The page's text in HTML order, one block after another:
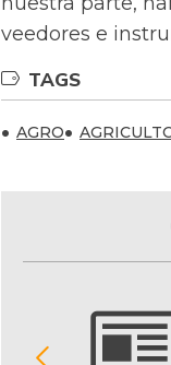
veedores e
TAGS
AGRO